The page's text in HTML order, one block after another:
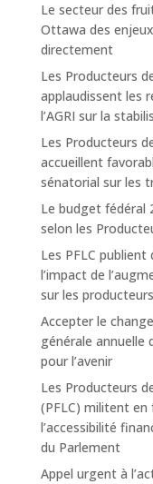
Le secteur des
Ottawa des
directement
Les Producteurs
applaudissent les
l’AGRI sur la
Les Producteurs
accueillent
sénatorial sur les
Le budget fédéral
selon les
Les PFLC
l’impact de
sur les
Accepter le
générale annuelle
pour l’avenir
Les Producteurs
(PFLC) militent en
l’accessibilité
du Parlement
Appel urgent à